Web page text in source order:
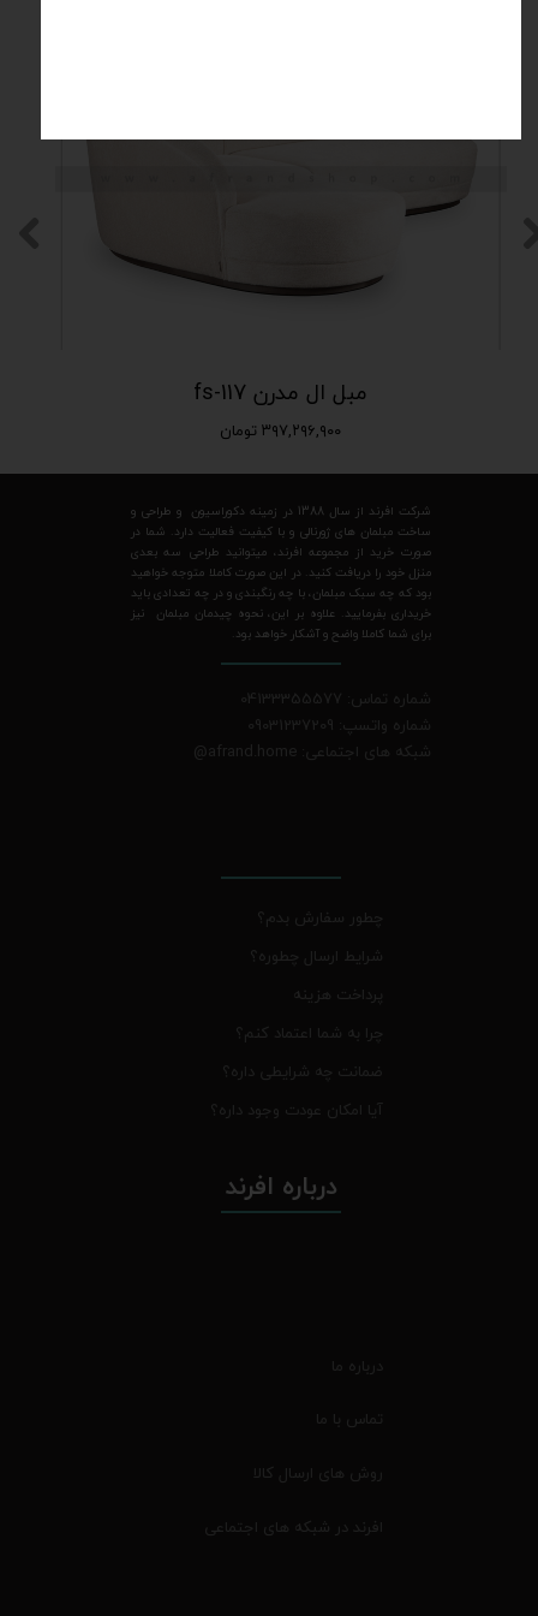
مبل ال مدرن fs-117
۳۹۷,۲۹۶,۹۰۰ تومان
شرکت افرند از سال 1388 در زمینه دکوراسیون و طراحی و
ساخت مبلمان های ژورنالی و با کیفیت فعالیت دارد. شما در
صورت خرید از مجموعه افرند، میتوانید طراحی سه بعدی
منزل خود را دریافت کنید. در این صورت کاملا متوجه خواهید
بود که چه سبک مبلمان، با چه رنگبندی و در چه تعدادی باید
خریداری بفرمایید. علاوه بر این، نحوه چیدمان مبلمان نیز
برای شما کاملا واضح و آشکار خواهد بود.
شماره تماس: 04133355577
شماره واتسپ: 09031237209
شبکه های اجتماعی: afrand.home
@
چطور سفارش بدم؟
شرایط ارسال چطوره؟
پرداخت هزینه
چرا به شما اعتماد کنم؟
ضمانت چه شرایطی داره؟
آیا امکان عودت وجود داره؟
درباره افرند
درباره ما
تماس با ما
روش های ارسال کالا
افرند در شبکه های اجتماعی